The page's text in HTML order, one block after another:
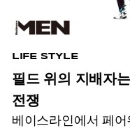
LIFE STYLE
필드 위의 지배자
전쟁
베이스라인에서 페